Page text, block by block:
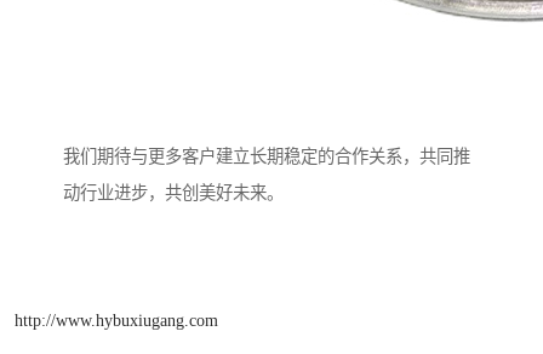
我们期待与更多客户建立长期稳定的合作关系，共同推
动行业进步，共创美好未来。
http://www.hybuxiugang.com